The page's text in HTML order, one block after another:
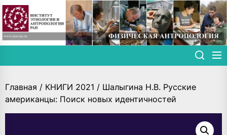
Skip
to
the
content
Главная / КНИГИ 2021 / Шалыгина Н.В. Русские
американцы: Поиск новых идентичностей